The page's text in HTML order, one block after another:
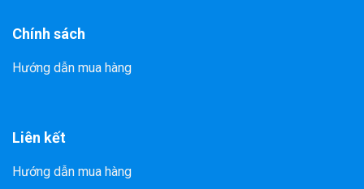
Chính sách
Hướng dẫn mua hàng
Liên kết
Hướng dẫn mua hàng